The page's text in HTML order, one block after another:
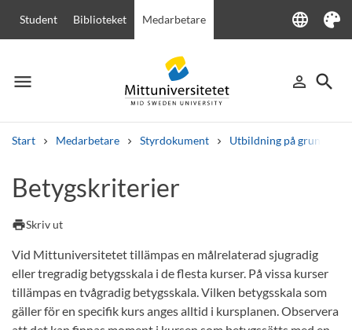
Student Biblioteket Medarbetare language
Language
Tema
menu
Meny person_outline
Logga in
search
Sök
Start Medarbetare Styrdokument Utbildning på grund-
Andra söktjänster
Kurser och program
Betygskriterier
printSkriv ut
Vid Mittuniversitetet tillämpas en målrelaterad sjugradig
eller tregradig betygsskala i de flesta kurser. På vissa kurser
tillämpas en tvågradig betygsskala. Vilken betygsskala som
gäller för en specifik kurs anges alltid i kursplanen. Observera